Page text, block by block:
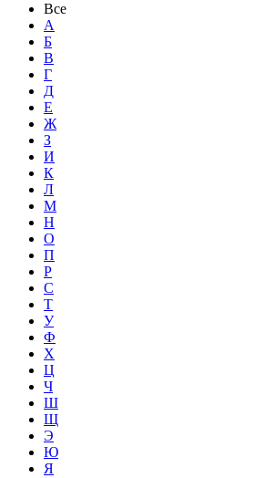
Все
А
Б
В
Г
Д
Е
Ж
З
И
К
Л
М
Н
О
П
Р
С
Т
У
Ф
Х
Ц
Ч
Ш
Щ
Э
Ю
Я